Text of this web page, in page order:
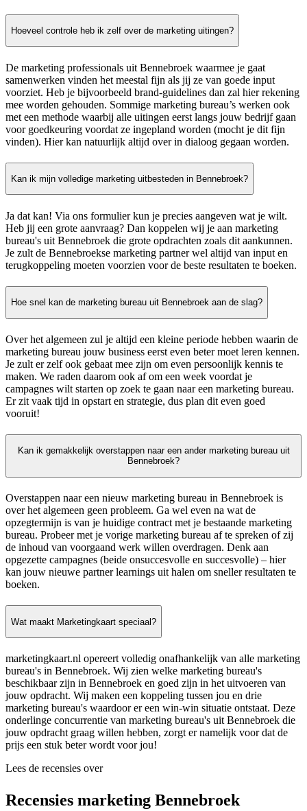
Hoeveel controle heb ik zelf over de marketing uitingen?
De marketing professionals uit Bennebroek waarmee je gaat
samenwerken vinden het meestal fijn als jij ze van goede input
voorziet. Heb je bijvoorbeeld brand-guidelines dan zal hier rekening
mee worden gehouden. Sommige marketing bureau’s werken ook
met een methode waarbij alle uitingen eerst langs jouw bedrijf gaan
voor goedkeuring voordat ze ingepland worden (mocht je dit fijn
vinden). Hier kan natuurlijk altijd over in dialoog gegaan worden.
Kan ik mijn volledige marketing uitbesteden in Bennebroek?
Ja dat kan! Via ons formulier kun je precies aangeven wat je wilt.
Heb jij een grote aanvraag? Dan koppelen wij je aan marketing
bureau's uit Bennebroek die grote opdrachten zoals dit aankunnen.
Je zult de Bennebroekse marketing partner wel altijd van input en
terugkoppeling moeten voorzien voor de beste resultaten te boeken.
Hoe snel kan de marketing bureau uit Bennebroek aan de slag?
Over het algemeen zul je altijd een kleine periode hebben waarin de
marketing bureau jouw business eerst even beter moet leren kennen.
Je zult er zelf ook gebaat mee zijn om even persoonlijk kennis te
maken. We raden daarom ook af om een week voordat je
campagnes wilt starten op zoek te gaan naar een marketing bureau.
Er zit vaak tijd in opstart en strategie, dus plan dit even goed
vooruit!
Kan ik gemakkelijk overstappen naar een ander marketing bureau uit
Bennebroek?
Overstappen naar een nieuw marketing bureau in Bennebroek is
over het algemeen geen probleem. Ga wel even na wat de
opzegtermijn is van je huidige contract met je bestaande marketing
bureau. Probeer met je vorige marketing bureau af te spreken of zij
de inhoud van voorgaand werk willen overdragen. Denk aan
opgezette campagnes (beide onsuccesvolle en succesvolle) – hier
kan jouw nieuwe partner learnings uit halen om sneller resultaten te
boeken.
Wat maakt Marketingkaart speciaal?
marketingkaart.nl opereert volledig onafhankelijk van alle marketing
bureau's in Bennebroek. Wij zien welke marketing bureau's
beschikbaar zijn in Bennebroek en goed zijn in het uitvoeren van
jouw opdracht. Wij maken een koppeling tussen jou en drie
marketing bureau's waardoor er een win-win situatie ontstaat. Deze
onderlinge concurrentie van marketing bureau's uit Bennebroek die
jouw opdracht graag willen hebben, zorgt er namelijk voor dat de
prijs een stuk beter wordt voor jou!
Lees de recensies over
Recensies marketing Bennebroek